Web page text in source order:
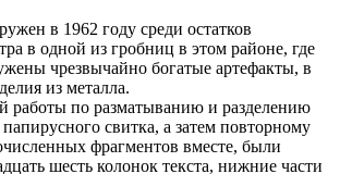
в 1962 году среди остатков
в одной из гробниц в этом районе, где
чрезвычайно богатые артефакты, в
из металла.
работы по разматыванию и разделению
свитка, а затем повторному
фрагментов вместе, были
шесть колонок текста, нижние части